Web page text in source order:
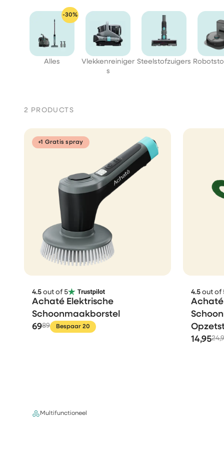
-30%
Alles
Vlekkenreiniger
s
Steelstofzuigers
2 PRODUCTS
+1 Gratis spray
4.5 out of 5
Achaté Elektrische
Schoonmaakborstel
6989 Bespaar 20
Multifunctioneel
4.5 out of
Achaté
14,95